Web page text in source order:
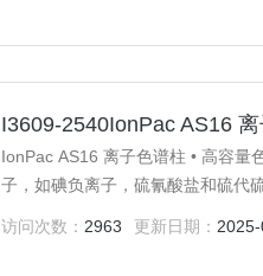
I3609-2540IonPac AS16
IonPac AS16 离子色谱柱 • 高容量
子，如碘负离子，硫氰酸盐和硫代
访问次数： 2963 更新日期：